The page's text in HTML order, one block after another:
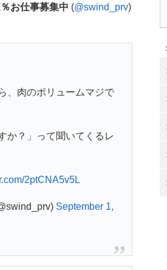
お仕事募集中 (@swind_prv)
、肉のボリュームマジで
か？」って聞いてくるレ
2ptCNA5v5L
September 1,